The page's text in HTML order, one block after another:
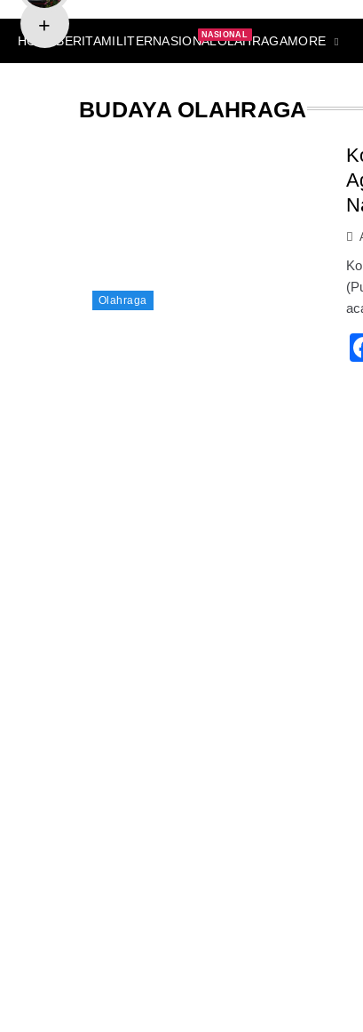
HOME BERITAMILITERNASIONALNASIONAL
OLAHRAGAMORE
BUDAYA OLAHRAGA
Olahraga